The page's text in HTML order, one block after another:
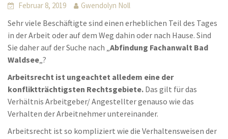
Februar 8, 2019 Gwendolyn Noll
Sehr viele Beschäftigte sind einen erheblichen Teil des Tages
in der Arbeit oder auf dem Weg dahin oder nach Hause. Sind
Sie daher auf der Suche nach „Abfindung Fachanwalt Bad
Waldsee„?
Arbeitsrecht ist ungeachtet alledem eine der
konfliktträchtigsten Rechtsgebiete. Das gilt für das
Verhältnis Arbeitgeber/ Angestellter genauso wie das
Verhalten der Arbeitnehmer untereinander.
Arbeitsrecht ist so kompliziert wie die Verhaltensweisen der